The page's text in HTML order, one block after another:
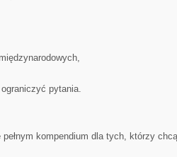
pytania.
kompendium dla tych, którzy